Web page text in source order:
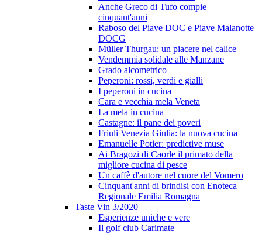
Anche Greco di Tufo compie
cinquant'anni
Raboso del Piave DOC e Piave Malanotte
DOCG
Müller Thurgau: un piacere nel calice
Vendemmia solidale alle Manzane
Grado alcometrico
Peperoni: rossi, verdi e gialli
I peperoni in cucina
Cara e vecchia mela Veneta
La mela in cucina
Castagne: il pane dei poveri
Friuli Venezia Giulia: la nuova cucina
Emanuelle Potier: predictive muse
Ai Bragozi di Caorle il primato della
migliore cucina di pesce
Un caffè d'autore nel cuore del Vomero
Cinquant'anni di brindisi con Enoteca
Regionale Emilia Romagna
Taste Vin 3/2020
Esperienze uniche e vere
Il golf club Carimate